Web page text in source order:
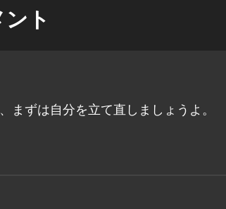
ト
まずは自分を立て直しましょうよ。